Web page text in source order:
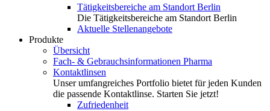
Tätigkeitsbereiche am Standort Berlin
Die Tätigkeitsbereiche am Standort Berlin
Aktuelle Stellenangebote
Produkte
Übersicht
Fach- & Gebrauchsinformationen Pharma
Kontaktlinsen
Unser umfangreiches Portfolio bietet für jeden Kunden
die passende Kontaktlinse. Starten Sie jetzt!
Zufriedenheit